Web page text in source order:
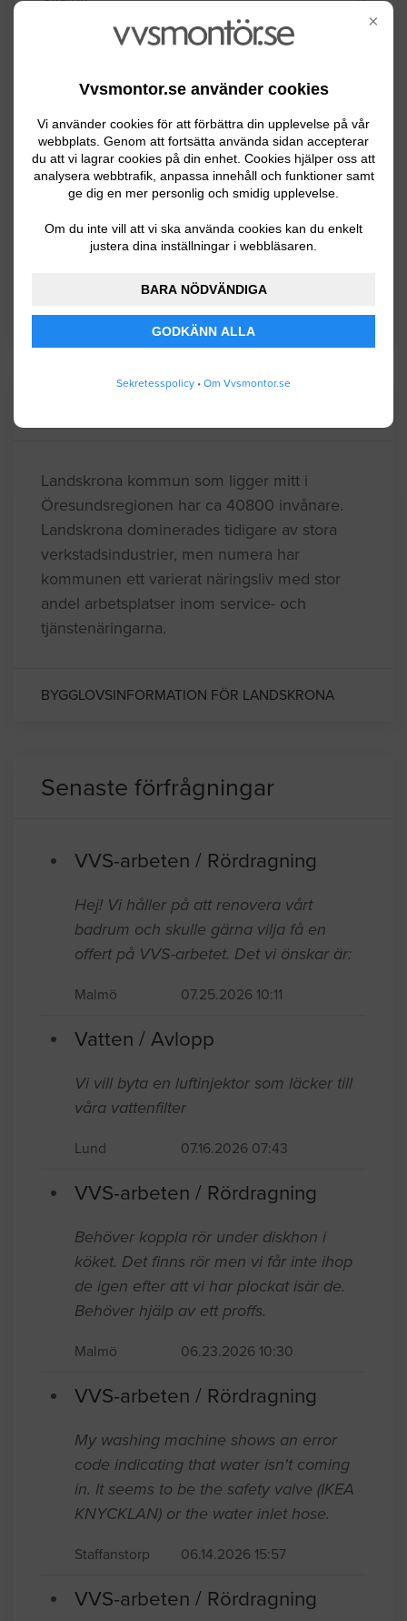
×
Vvsmontor.se använder cookies
Vi använder cookies för att förbättra din upplevelse på vår
webbplats. Genom att fortsätta använda sidan accepterar
du att vi lagrar cookies på din enhet. Cookies hjälper oss att
analysera webbtrafik, anpassa innehåll och funktioner samt
ge dig en mer personlig och smidig upplevelse.
Om du inte vill att vi ska använda cookies kan du enkelt
justera dina inställningar i webbläsaren.
BARA NÖDVÄNDIGA
GODKÄNN ALLA
Sekretesspolicy • Om Vvsmontor.se
Trelleborg
Vellinge
Ystad
Åstorp
Ängelholm
Landskrona kommun som ligger mitt i
Öresundsregionen har ca 40800 invånare.
Landskrona dominerades tidigare av stora
verkstadsindustrier, men numera har
kommunen ett varierat näringsliv med stor
andel arbetsplatser inom service- och
tjänstenäringarna.
BYGGLOVSINFORMATION FÖR LANDSKRONA
Senaste förfrågningar
VVS-arbeten / Rördragning
Hej! Vi håller på att renovera vårt
badrum och skulle gärna vilja få en
offert på VVS-arbetet. Det vi önskar är:
Malmö 07.25.2026 10:11
Vatten / Avlopp
Vi vill byta en luftinjektor som läcker till
våra vattenfilter
Lund 07.16.2026 07:43
VVS-arbeten / Rördragning
Behöver koppla rör under diskhon i
köket. Det finns rör men vi får inte ihop
de igen efter att vi har plockat isär de.
Behöver hjälp av ett proffs.
Malmö 06.23.2026 10:30
VVS-arbeten / Rördragning
My washing machine shows an error
code indicating that water isn't coming
in. It seems to be the safety valve (IKEA
KNYCKLAN) or the water inlet hose.
Staffanstorp 06.14.2026 15:57
VVS-arbeten / Rördragning